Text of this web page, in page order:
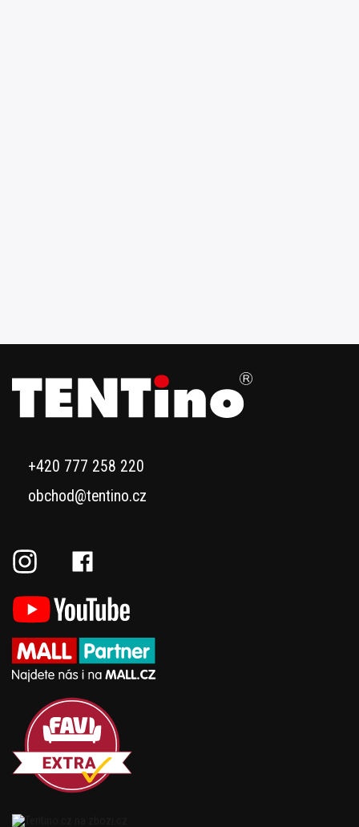
+420 777 258 220
obchod@tentino.cz